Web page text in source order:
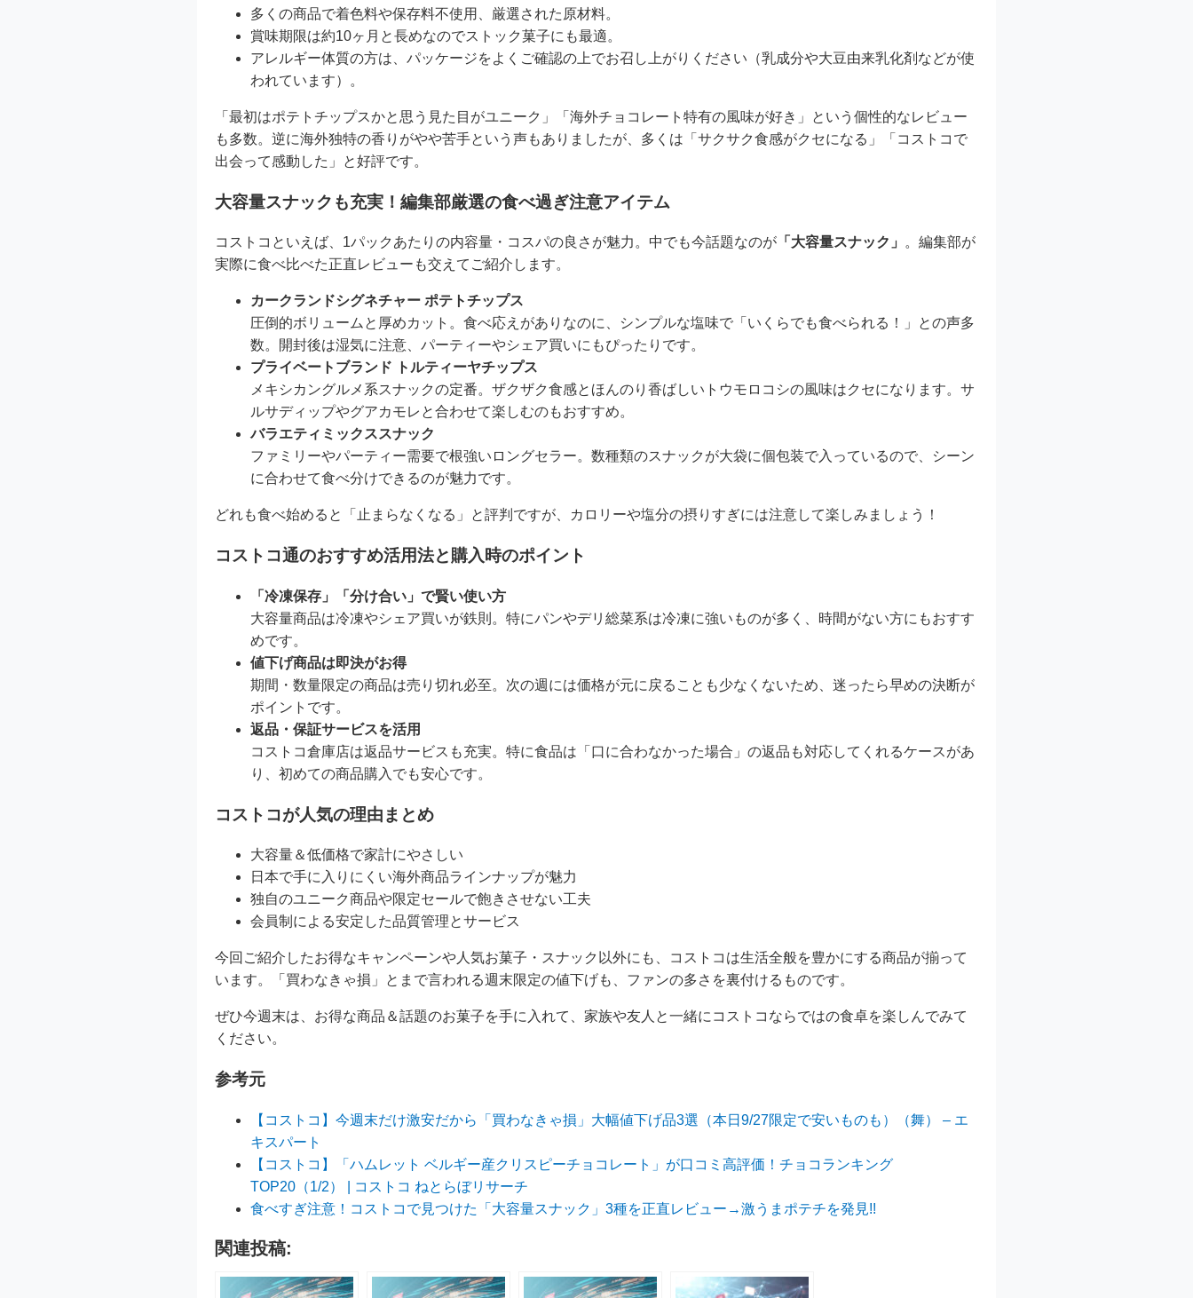
多くの商品で着色料や保存料不使用、厳選された原材料。
賞味期限は約10ヶ月と長めなのでストック菓子にも最適。
アレルギー体質の方は、パッケージをよくご確認の上でお召し上がりください（乳成分や大豆由来乳化剤などが使
われています）。
「最初はポテトチップスかと思う見た目がユニーク」「海外チョコレート特有の風味が好き」という個性的なレビュー
も多数。逆に海外独特の香りがやや苦手という声もありましたが、多くは「サクサク食感がクセになる」「コストコで
出会って感動した」と好評です。
大容量スナックも充実！編集部厳選の食べ過ぎ注意アイテム
コストコといえば、1パックあたりの内容量・コスパの良さが魅力。中でも今話題なのが 「大容量スナック」 。編集部が
実際に食べ比べた正直レビューも交えてご紹介します。
カークランドシグネチャー ポテトチップス
圧倒的ボリュームと厚めカット。食べ応えがありなのに、シンプルな塩味で「いくらでも食べられる！」との声多
数。開封後は湿気に注意、パーティーやシェア買いにもぴったりです。
プライベートブランド トルティーヤチップス
メキシカングルメ系スナックの定番。ザクザク食感とほんのり香ばしいトウモロコシの風味はクセになります。サ
ルサディップやグアカモレと合わせて楽しむのもおすすめ。
バラエティミックススナック
ファミリーやパーティー需要で根強いロングセラー。数種類のスナックが大袋に個包装で入っているので、シーン
に合わせて食べ分けできるのが魅力です。
どれも食べ始めると「止まらなくなる」と評判ですが、カロリーや塩分の摂りすぎには注意して楽しみましょう！
コストコ通のおすすめ活用法と購入時のポイント
「冷凍保存」「分け合い」で賢い使い方
大容量商品は冷凍やシェア買いが鉄則。特にパンやデリ総菜系は冷凍に強いものが多く、時間がない方にもおすす
めです。
値下げ商品は即決がお得
期間・数量限定の商品は売り切れ必至。次の週には価格が元に戻ることも少なくないため、迷ったら早めの決断が
ポイントです。
返品・保証サービスを活用
コストコ倉庫店は返品サービスも充実。特に食品は「口に合わなかった場合」の返品も対応してくれるケースがあ
り、初めての商品購入でも安心です。
コストコが人気の理由まとめ
大容量＆低価格で家計にやさしい
日本で手に入りにくい海外商品ラインナップが魅力
独自のユニーク商品や限定セールで飽きさせない工夫
会員制による安定した品質管理とサービス
今回ご紹介したお得なキャンペーンや人気お菓子・スナック以外にも、コストコは生活全般を豊かにする商品が揃って
います。「買わなきゃ損」とまで言われる週末限定の値下げも、ファンの多さを裏付けるものです。
ぜひ今週末は、お得な商品＆話題のお菓子を手に入れて、家族や友人と一緒にコストコならではの食卓を楽しんでみて
ください。
参考元
【コストコ】今週末だけ激安だから「買わなきゃ損」大幅値下げ品3選（本日9/27限定で安いものも）（舞） – エ
キスパート
【コストコ】「ハムレット ベルギー産クリスピーチョコレート」が口コミ高評価！チョコランキング
TOP20（1/2） | コストコ ねとらぼリサーチ
食べすぎ注意！コストコで見つけた「大容量スナック」3種を正直レビュー→激うまポテチを発見!!
関連投稿: